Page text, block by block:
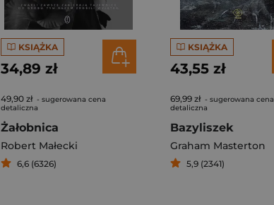
KSIĄŻKA
34,89 zł
49,90 zł - sugerowana cena
detaliczna
Żałobnica
Robert Małecki
6,6 (6326)
KSIĄŻKA
43,55 zł
69,99 zł - sugerowana cena
detaliczna
Bazyliszek
Graham Masterton
5,9 (2341)